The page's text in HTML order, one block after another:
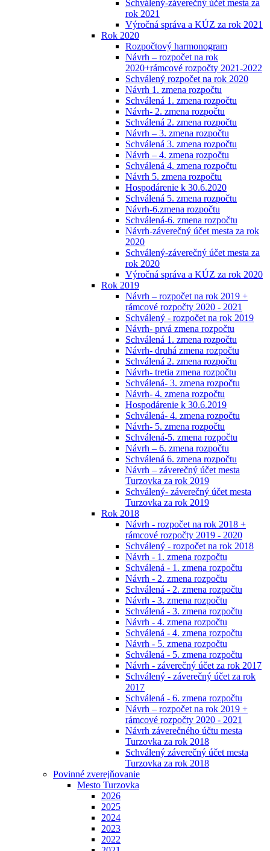
Schválený-záverečný účet mesta za
rok 2021
Výročná správa a KÚZ za rok 2021
Rok 2020
Rozpočtový harmonogram
Návrh – rozpočet na rok
2020+rámcové rozpočty 2021-2022
Schválený rozpočet na rok 2020
Návrh 1. zmena rozpočtu
Schválená 1. zmena rozpočtu
Návrh- 2. zmena rozpočtu
Schválená 2. zmena rozpočtu
Návrh – 3. zmena rozpočtu
Schválená 3. zmena rozpočtu
Návrh – 4. zmena rozpočtu
Schválená 4. zmena rozpočtu
Návrh 5. zmena rozpočtu
Hospodárenie k 30.6.2020
Schválená 5. zmena rozpočtu
Návrh-6.zmena rozpočtu
Schválená-6. zmena rozpočtu
Návrh-záverečný účet mesta za rok
2020
Schválený-záverečný účet mesta za
rok 2020
Výročná správa a KÚZ za rok 2020
Rok 2019
Návrh – rozpočet na rok 2019 +
rámcové rozpočty 2020 - 2021
Schválený - rozpočet na rok 2019
Návrh- prvá zmena rozpočtu
Schválená 1. zmena rozpočtu
Návrh- druhá zmena rozpočtu
Schválená 2. zmena rozpočtu
Návrh- tretia zmena rozpočtu
Schválená- 3. zmena rozpočtu
Návrh- 4. zmena rozpočtu
Hospodárenie k 30.6.2019
Schválená- 4. zmena rozpočtu
Návrh- 5. zmena rozpočtu
Schválená-5. zmena rozpočtu
Návrh – 6. zmena rozpočtu
Schválená 6. zmena rozpočtu
Návrh – záverečný účet mesta
Turzovka za rok 2019
Schválený- záverečný účet mesta
Turzovka za rok 2019
Rok 2018
Návrh - rozpočet na rok 2018 +
rámcové rozpočty 2019 - 2020
Schválený - rozpočet na rok 2018
Návrh - 1. zmena rozpočtu
Schválená - 1. zmena rozpočtu
Návrh - 2. zmena rozpočtu
Schválená - 2. zmena rozpočtu
Návrh - 3. zmena rozpočtu
Schválená - 3. zmena rozpočtu
Návrh - 4. zmena rozpočtu
Schválená - 4. zmena rozpočtu
Návrh - 5. zmena rozpočtu
Schválená - 5. zmena rozpočtu
Návrh - záverečný účet za rok 2017
Schválený - záverečný účet za rok
2017
Schválená - 6. zmena rozpočtu
Návrh – rozpočet na rok 2019 +
rámcové rozpočty 2020 - 2021
Návrh záverečného účtu mesta
Turzovka za rok 2018
Schválený záverečný účet mesta
Turzovka za rok 2018
Povinné zverejňovanie
Mesto Turzovka
2026
2025
2024
2023
2022